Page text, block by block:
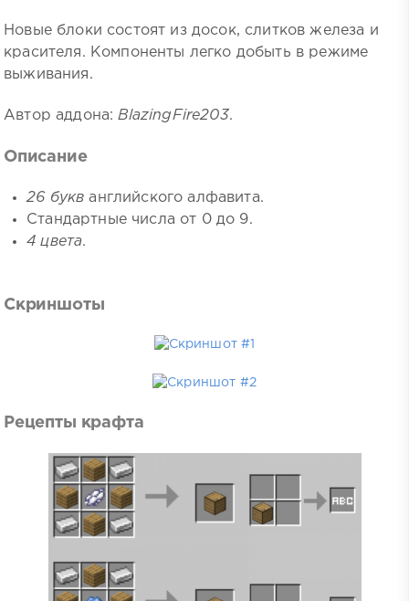
Новые блоки состоят из досок, слитков железа и
красителя. Компоненты легко добыть в режиме
выживания.
Автор аддона:BlazingFire203.
Описание
26 букв английского алфавита.
Стандартные числа от 0 до 9.
4 цвета.
Скриншоты
Рецепты крафта